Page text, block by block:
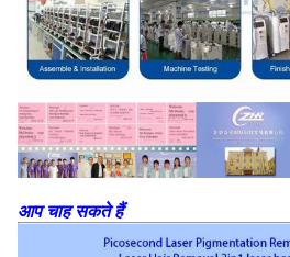
आप चाह सकते हैं